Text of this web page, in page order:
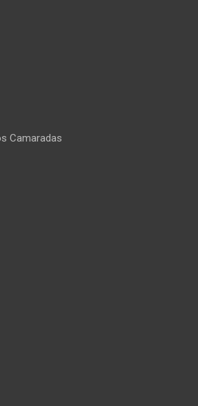
Camaradas